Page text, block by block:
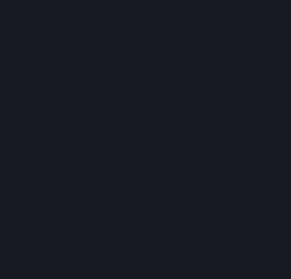
Ketika kamu membeli sebuah game di
perilisannya, aturan bermain selama
pengembalian dana akan diterapkan
beta). Namun, periode 14 hari untuk
dimulai sejak produk dirilis. Sebagai
Akses
bermain dua jam akan diterapkan
pengembalian dana. Jika kamu pre-
tidak dapat dimainkan sebelum
meminta pengembalian dana kapan
dirilis, dan periode 14 hari/dua jam